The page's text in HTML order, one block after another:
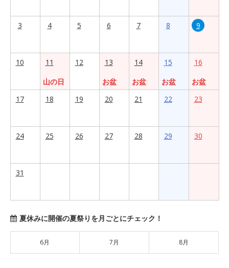
3 4 5 6 7 8 9
10
11
山の日
12
13
お盆
14
お盆
15
お盆
16
お盆
17
18 19 20 21 22 23
24 25 26 27 28 29 30
31
夏休みに開催の夏祭りを月ごとにチェック！
6月 7月 8月